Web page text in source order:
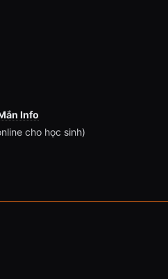
Info
cho học sinh)